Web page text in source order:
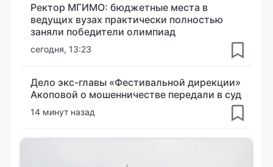
Ректор МГИМО: бюджетные места в
ведущих вузах практически полностью
заняли победители олимпиад
сегодня, 13:23
Дело экс-главы «Фестивальной дирекции»
Акоповой о мошенничестве передали в суд
14 минут назад